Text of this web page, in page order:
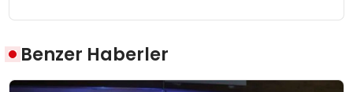
Benzer Haberler